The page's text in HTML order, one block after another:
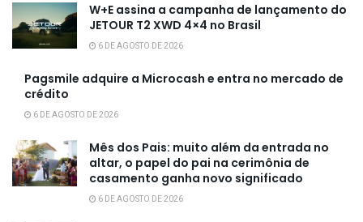
W+E assina a campanha de lançamento do
JETOUR T2 XWD 4×4 no Brasil
6 DE AGOSTO DE 2026
Pagsmile adquire a Microcash e entra no mercado de
crédito
6 DE AGOSTO DE 2026
Mês dos Pais: muito além da entrada no
altar, o papel do pai na cerimônia de
casamento ganha novo significado
6 DE AGOSTO DE 2026